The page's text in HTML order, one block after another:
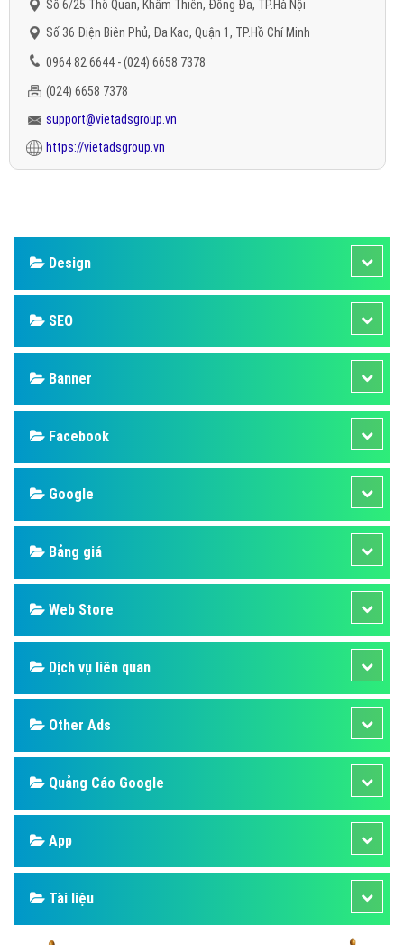
Số 6/25 Thổ Quan, Khâm Thiên, Đống Đa, TP.Hà Nội
Số 36 Điện Biên Phủ, Đa Kao, Quận 1, TP.Hồ Chí Minh
0964 82 6644 - (024) 6658 7378
(024) 6658 7378
support@vietadsgroup.vn
https://vietadsgroup.vn
Design
SEO
Banner
Facebook
Google